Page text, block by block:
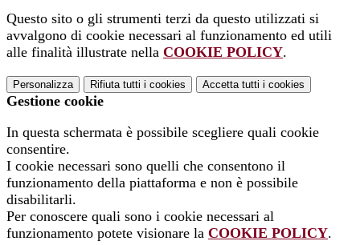
Questo sito o gli strumenti terzi da questo utilizzati si
avvalgono di cookie necessari al funzionamento ed utili
alle finalità illustrate nella COOKIE POLICY.
Personalizza Rifiuta tutti i cookies Accetta tutti i cookies
Gestione cookie
In questa schermata è possibile scegliere quali cookie
consentire.
I cookie necessari sono quelli che consentono il
funzionamento della piattaforma e non è possibile
disabilitarli.
Per conoscere quali sono i cookie necessari al
funzionamento potete visionare la COOKIE POLICY.